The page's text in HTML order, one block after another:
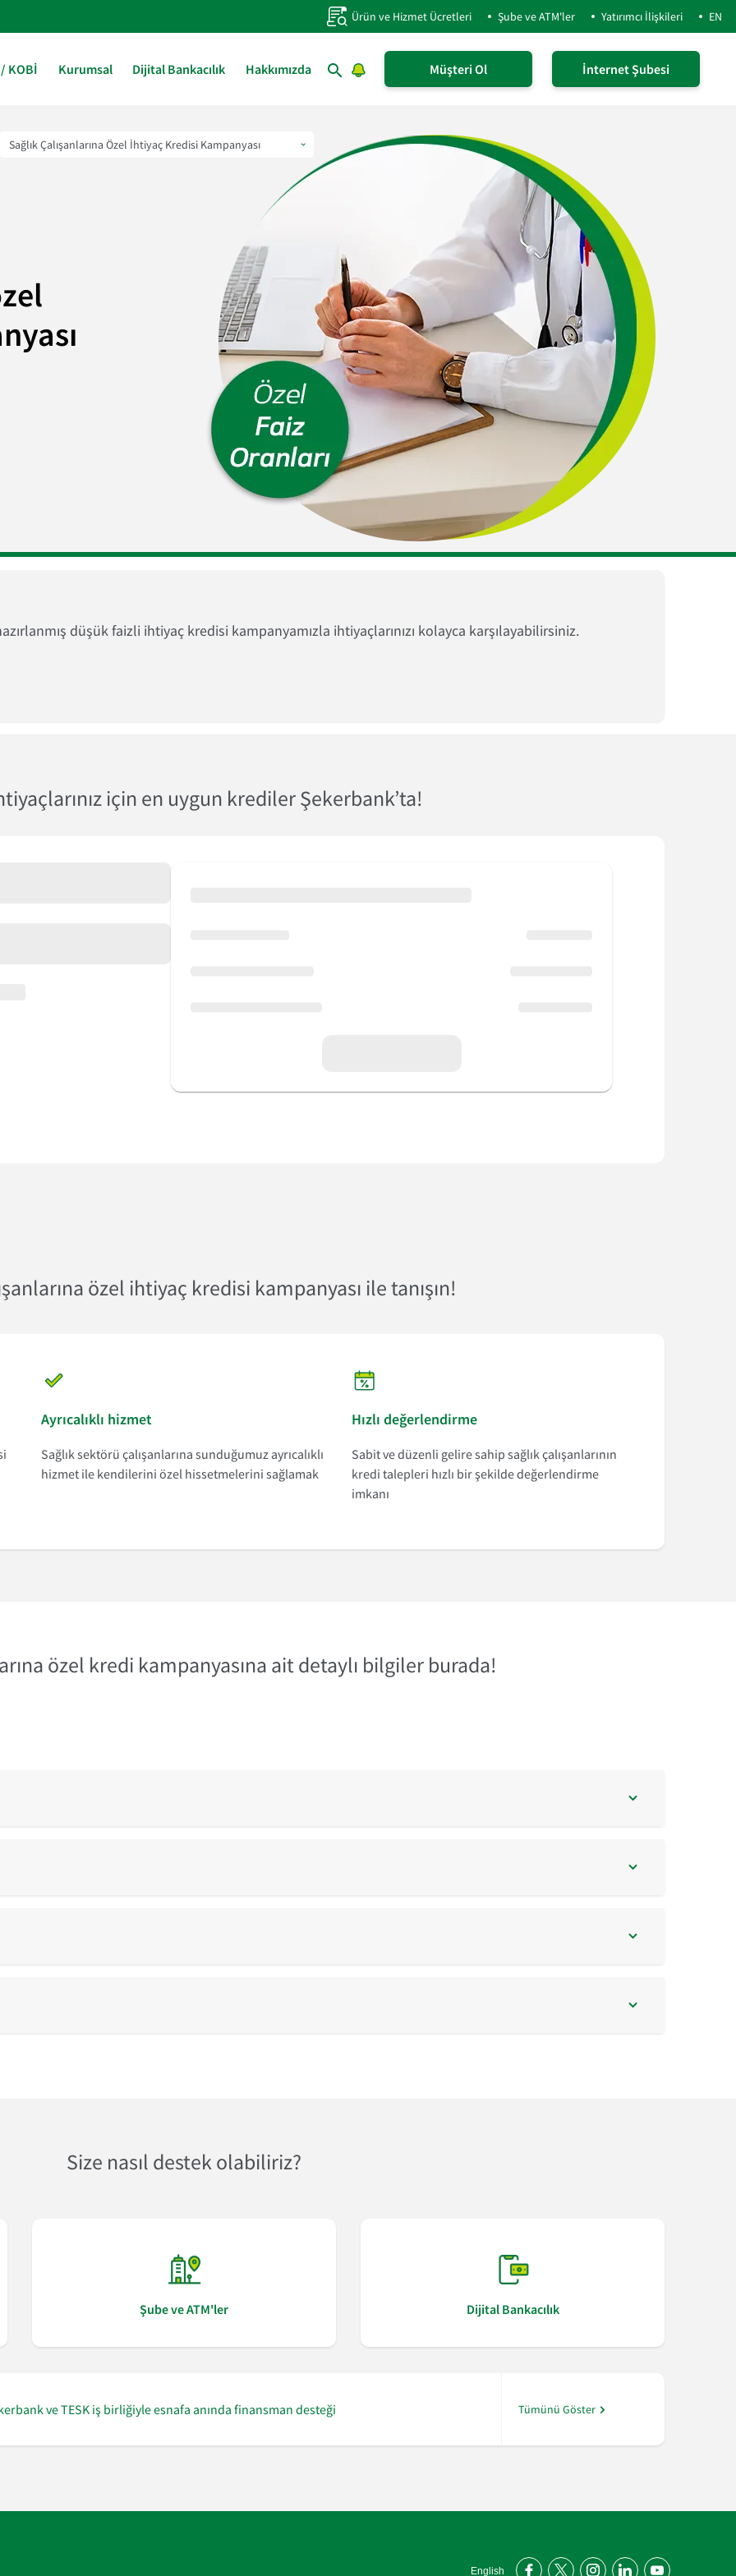
Ürün ve Hizmet Ücretleri Şube ve ATM'ler Yatırımcı İlişkileri EN
KOBİ Kurumsal Dijital Bankacılık Hakkımızda Müşteri Ol İnternet Şubesi
düşük faizli ihtiyaç kredisi kampanyamızla ihtiyaçlarınızı kolayca karşılayabilirsiniz.
için en uygun krediler Şekerbank’ta!
özel ihtiyaç kredisi kampanyası ile tanışın!
Ayrıcalıklı hizmet
Sağlık sektörü çalışanlarına sunduğumuz ayrıcalıklı
hizmet ile kendilerini özel hissetmelerini sağlamak
Hızlı değerlendirme
Sabit ve düzenli gelire sahip sağlık çalışanlarının
kredi talepleri hızlı bir şekilde değerlendirme
imkanı
özel kredi kampanyasına ait detaylı bilgiler burada!
Size nasıl destek olabiliriz?
Şube ve ATM'ler Dijital Bankacılık
ve TESK iş birliğiyle esnafa anında finansman desteği “Şekerbank Fon 360” ile yatırım fonları Şeker
Tümünü Göster
English